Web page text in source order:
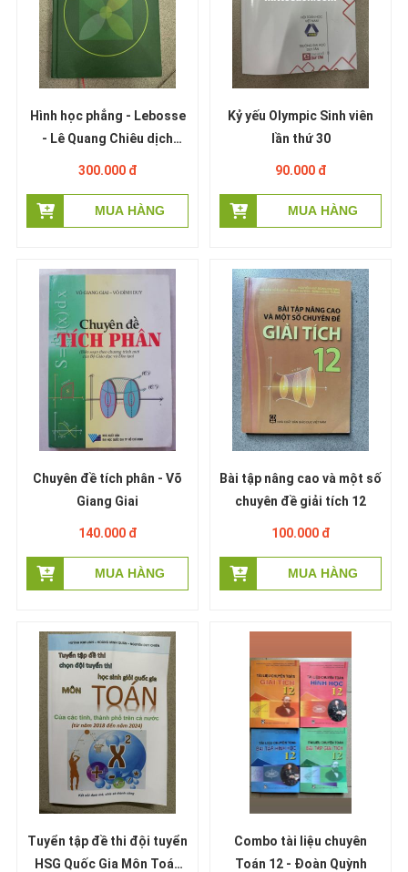
Hình học phẳng - Lebosse
- Lê Quang Chiêu dịch
300.000 đ
Kỷ yếu Olympic Sinh viên
lần thứ 30
90.000 đ
Chuyên đề tích phân - Võ
Giang Giai
140.000 đ
Bài tập nâng cao và một số
chuyên đề giải tích 12
100.000 đ
Tuyển tập đề thi đội tuyển
HSG Quốc Gia Môn Toán
Combo tài liệu chuyên
Toán 12 - Đoàn Quỳnh